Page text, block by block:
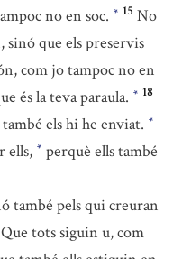
no en soc. * 15 No
sinó que els preservis
com jo tampoc no en
és la teva paraula. * 18
els hi he enviat. *
ells, * perquè ells també
també pels qui creuran
Que tots siguin u, com